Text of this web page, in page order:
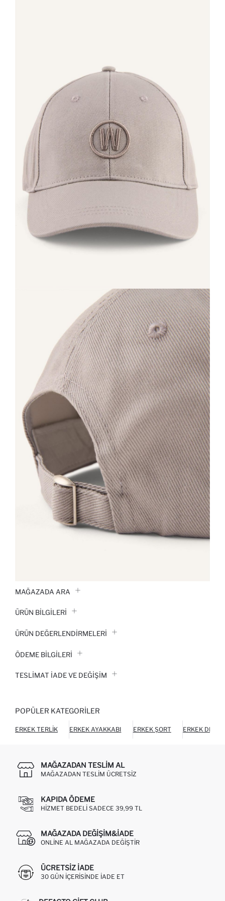
MAĞAZADA ARA
ÜRÜN BILGILERI
ÜRÜN DEĞERLENDİRMELERİ
ÖDEME BİLGİLERİ
TESLIMAT İADE VE DEĞIŞIM
POPÜLER KATEGORILER
ERKEK TERLIK ERKEK AYAKKABI ERKEK ŞORT ERKEK DIŞ
MAĞAZADAN TESLIM AL
MAĞAZADAN TESLIM ÜCRETSIZ
KAPIDA ÖDEME
HIZMET BEDELI SADECE 39,99 TL
MAĞAZADA DEĞIŞIM&İADE
ONLINE AL MAĞAZADA DEĞIŞTIR
ÜCRETSIZ IADE
30 GÜN IÇERISINDE IADE ET